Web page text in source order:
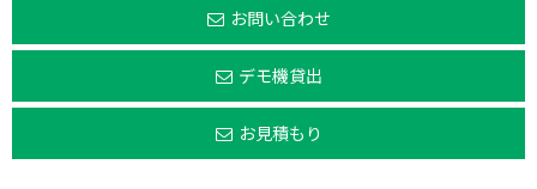
お問い合わせ
デモ機貸出
お見積もり